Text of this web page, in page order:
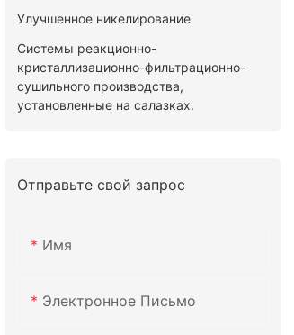
Улучшенное никелирование
Системы реакционно-
кристаллизационно-фильтрационно-
сушильного производства,
установленные на салазках.
Отправьте свой запрос
Имя
Электронное Письмо